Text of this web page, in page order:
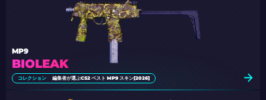
BIOLEAK
MP9
コレクション 編集者が選ぶCS2 ベスト MP9 スキン[2026]